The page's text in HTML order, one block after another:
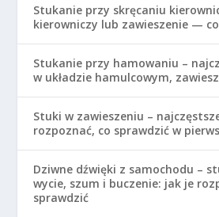
Stukanie przy skręcaniu
kierowniczy lub zawieszenie —
Stukanie przy hamowaniu –
w układzie hamulcowym,
Stuki w zawieszeniu –
rozpoznać, co sprawdzić w
Dziwne dźwięki z samochodu –
wycie, szum i buczenie: jak je
sprawdzić